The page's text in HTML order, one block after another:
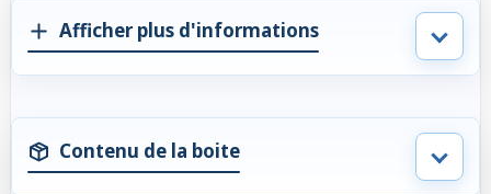
Afficher plus d'informations
Contenu de la boite